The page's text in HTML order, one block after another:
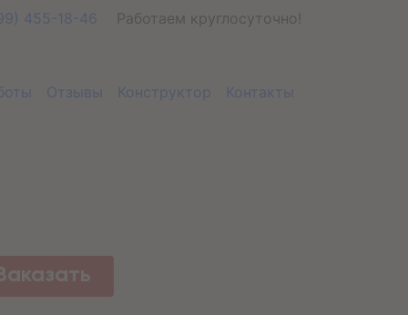
455-18-46 Работаем круглосуточно!
Отзывы Конструктор Контакты